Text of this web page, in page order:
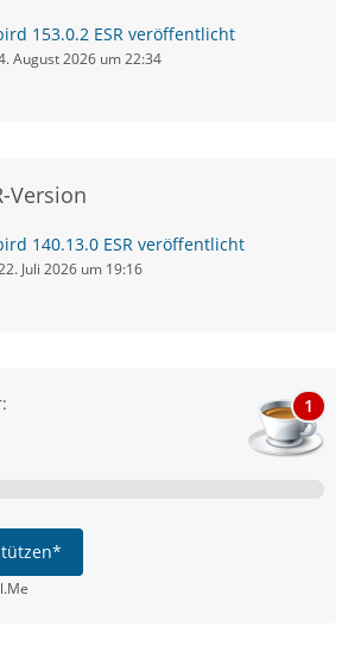
153.0.2 ESR veröffentlicht
August 2026 um 22:34
Version
140.13.0 ESR veröffentlicht
Juli 2026 um 19:16
1